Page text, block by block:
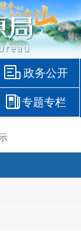
政务公开
专题专栏